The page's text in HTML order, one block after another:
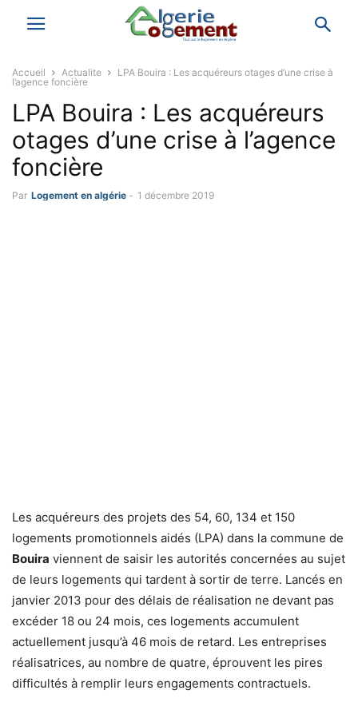
Accueil Actualite
LPA Bouira : Les acquéreurs otages d’une crise à
l’agence foncière
LPA Bouira : Les acquéreurs
otages d’une crise à l’agence
foncière
Par Logement en algérie - 1 décembre 2019
Les acquéreurs des projets des 54, 60, 134 et 150
logements promotionnels aidés (LPA) dans la commune de
Bouira viennent de saisir les autorités concernées au sujet
de leurs logements qui tardent à sortir de terre. Lancés en
janvier 2013 pour des délais de réalisation ne devant pas
excéder 18 ou 24 mois, ces logements accumulent
actuellement jusqu’à 46 mois de retard. Les entreprises
réalisatrices, au nombre de quatre, éprouvent les pires
difficultés à remplir leurs engagements contractuels.